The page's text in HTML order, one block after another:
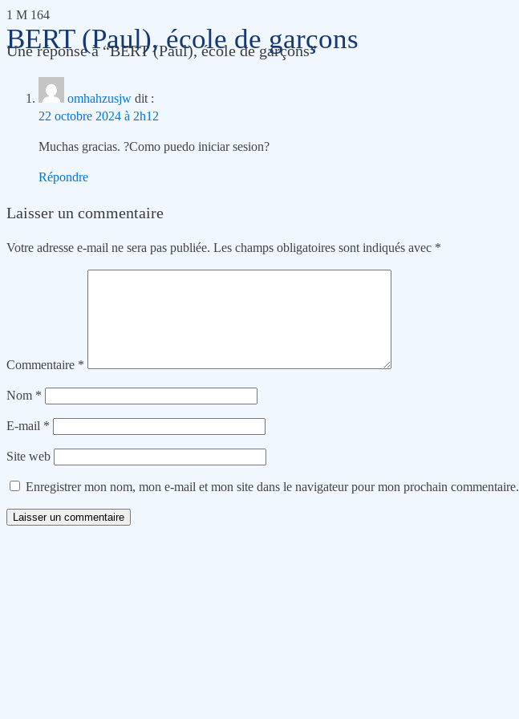
BERT (Paul), école de garçons
1 M 164
Une réponse à “BERT (Paul), école de garçons”
omhahzusjw dit :
22 octobre 2024 à 2h12
Muchas gracias. ?Como puedo iniciar sesion?
Répondre
Laisser un commentaire
Votre adresse e-mail ne sera pas publiée. Les champs obligatoires sont indiqués avec *
Commentaire *
Nom *
E-mail *
Site web
Enregistrer mon nom, mon e-mail et mon site dans le navigateur pour mon prochain commentaire.